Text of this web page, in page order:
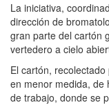
La iniciativa,
dirección de
gran parte del cartón
vertedero a cielo
El cartón,
en menor medida, de
de trabajo, donde se